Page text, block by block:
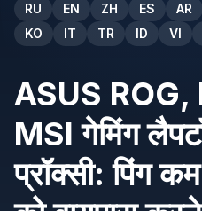
RU EN ZH ES AR
KO
IT TR ID VI
ASUS
MSI गेमिंग
प्रॉक्सी: पिंग